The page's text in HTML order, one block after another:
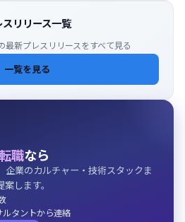
スリリース一覧
新プレスリリースをすべて見る
一覧を見る
職なら
企業のカルチャー・技術スタックま
します。
タントから連絡